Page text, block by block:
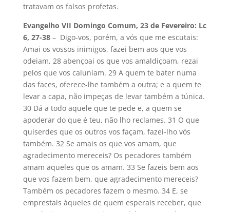
tratavam os falsos profetas.
Evangelho VII Domingo Comum, 23 de Fevereiro: Lc
6, 27-38– Digo-vos, porém, a vós que me escutais:
Amai os vossos inimigos, fazei bem aos que vos
odeiam, 28 abençoai os que vos amaldiçoam, rezai
pelos que vos caluniam. 29 A quem te bater numa
das faces, oferece-lhe também a outra; e a quem te
levar a capa, não impeças de levar também a túnica.
30 Dá a todo aquele que te pede e, a quem se
apoderar do que é teu, não lho reclames. 31 O que
quiserdes que os outros vos façam, fazei-lho vós
também. 32 Se amais os que vos amam, que
agradecimento mereceis? Os pecadores também
amam aqueles que os amam. 33 Se fazeis bem aos
que vos fazem bem, que agradecimento mereceis?
Também os pecadores fazem o mesmo. 34 E, se
emprestais àqueles de quem esperais receber, que